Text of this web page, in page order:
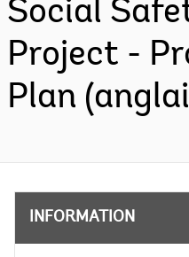
Social
Project -
Plan
INFORMATION